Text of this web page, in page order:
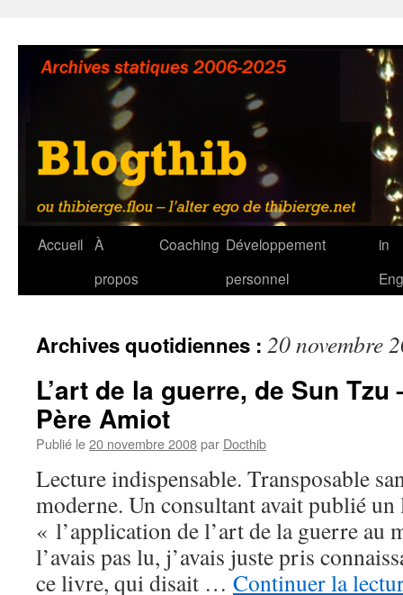
contenu
Accueil À
propos
Coaching Développement
personnel
in
Archives quotidiennes : 20 novembre
L’art de la guerre, de Sun
Père Amiot
Publié le20 novembre 2008par Docthib
Lecture indispensable. Transposable
moderne. Un consultant avait publié
« l’application de l’art de la guerre au
l’avais pas lu, j’avais juste pris
ce livre, qui disait … Continuer la